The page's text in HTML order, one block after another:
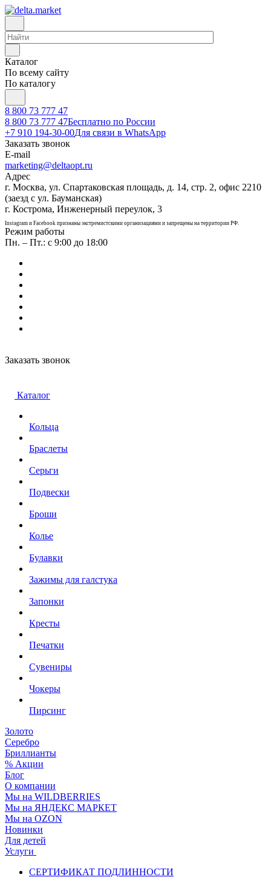
Каталог
По всему сайту
По каталогу
8 800 73 777 47
8 800 73 777 47Бесплатно по России
+7 910 194-30-00Для связи в WhatsApp
Заказать звонок
E-mail
marketing@deltaopt.ru
Адрес
г. Москва, ул. Спартаковская площадь, д. 14, стр. 2, офис 2210
(заезд с ул. Бауманская)
г. Кострома, Инженерный переулок, 3
Instagram и Facebook признаны экстремистскими организациями и запрещены на территории РФ.
Режим работы
Пн. – Пт.: с 9:00 до 18:00
Заказать звонок
Каталог
Кольца
Браслеты
Серьги
Подвески
Броши
Колье
Булавки
Зажимы для галстука
Запонки
Кресты
Печатки
Сувениры
Чокеры
Пирсинг
Золото
Серебро
Бриллианты
% Акции
Блог
О компании
Мы на WILDBERRIES
Мы на ЯНДЕКС МАРКЕТ
Мы на OZON
Новинки
Для детей
Услуги
СЕРТИФИКАТ ПОДЛИННОСТИ